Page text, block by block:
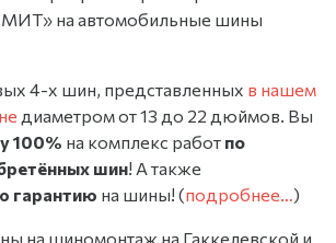
на автомобильные шины
4-х шин, представленных в нашем
диаметром от 13 до 22 дюймов. Вы
100% на комплекс работ по
шин! А также
гарантию на шины! (подробнее… )
на шиномонтаж на Гаккелевской и